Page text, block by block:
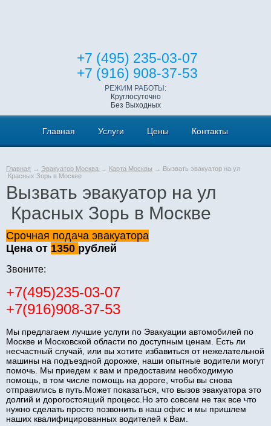
+7 (495) 235-03-07
+7 (916) 908-37-53
РЕЖИМ РАБОТЫ:
Круглосуточно
Без Выходных
Главная Услуги Цены Контакты
Главная → Эвакуатор Москва → Карта Москвы → Вызвать эвакуатор на ул
Красных Зорь в Москве
Вызвать эвакуатор на ул
Красных Зорь в Москве
Срочная подача эвакуатора
Цена от 1350 рублей
Звоните:
+7(495)235-03-07
+7(916)908-37-53
Мы предлагаем лучшие услуги по Эвакуации автомобилей по
Москве и Московской области по доступным ценам. Есть ли
несчастный случай, или вы хотите избавиться от нежелательной
машины на подъездной дорожке, наши опытные водители могут
помочь. Мы приедем к вам и предоставим необходимую
помощь, в том числе помощь на дороге, чтобы вы снова
отправились в путь.Может показаться, что вызов эвакуатора это
долгий и дорогостоящий процесс.Но это совсем не так все что
нужно сделать просто позвонить в наш офис и мы пришлем
наших квалифицированных водителей к Вам.